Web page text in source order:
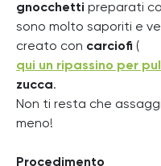
gnocchetti preparati
sono molto saporiti e
creato con carciofi (
qui un ripassino per
zucca.
Non ti resta che
meno!
Procedimento